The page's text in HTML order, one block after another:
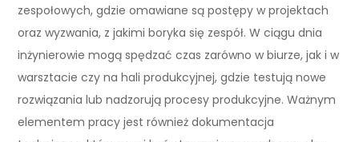
zespołowych, gdzie omawiane są postępy w projektach
oraz wyzwania, z jakimi boryka się zespół. W ciągu dnia
inżynierowie mogą spędzać czas zarówno w biurze, jak i w
warsztacie czy na hali produkcyjnej, gdzie testują nowe
rozwiązania lub nadzorują procesy produkcyjne. Ważnym
elementem pracy jest również dokumentacja